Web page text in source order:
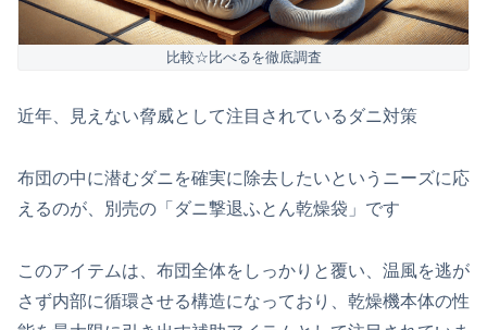
比較☆比べるを徹底調査
近年、見えない脅威として注目されているダニ対策
布団の中に潜むダニを確実に除去したいというニーズに応
えるのが、別売の「ダニ撃退ふとん乾燥袋」です
このアイテムは、布団全体をしっかりと覆い、温風を逃が
さず内部に循環させる構造になっており、乾燥機本体の性